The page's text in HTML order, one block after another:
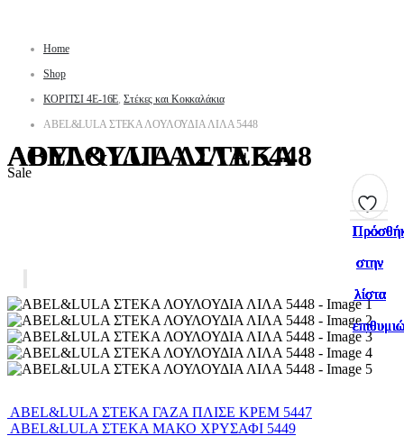
Home
Shop
ΚΟΡΙΤΣΙ 4Ε-16Ε,Στέκες και Κοκκαλάκια
ABEL&LULA ΣΤΕΚΑ ΛΟΥΛΟΥΔΙΑ ΛΙΛΑ 5448
ABEL&LULA ΣΤΕΚΑ ΛΟΥΛΟΥΔΙΑ ΛΙΛΑ 5448
Sale
ABEL&LULA ΣΤΕΚΑ ΓΑΖΑ ΠΛΙΣΕ ΚΡΕΜ 5447
ABEL&LULA ΣΤΕΚΑ ΜΑΚΟ ΧΡΥΣΑΦΙ 5449
στην
λίστα
στην
λίστα
στην
λίστα
στην
λίστα
στην
λίστα
στην
λίστα
στην
λίστα
στην
λίστα
στην
λίστα
στην
λίστα